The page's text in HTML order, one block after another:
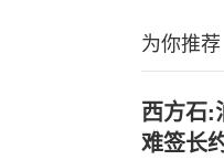
为你推荐
西方石:
难签长